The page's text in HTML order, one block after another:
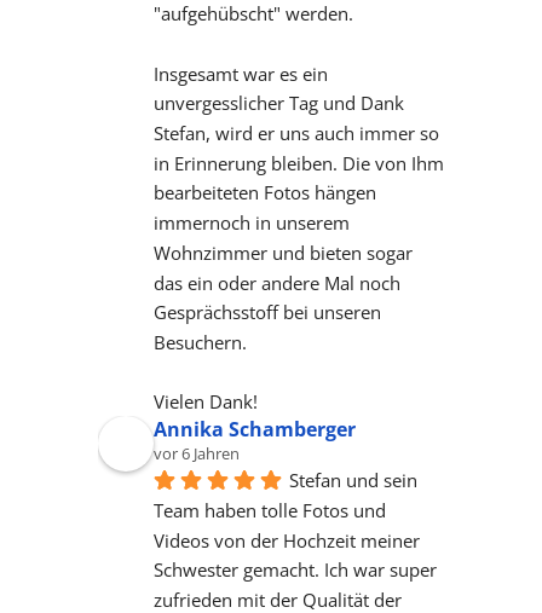
"aufgehübscht" werden.
Insgesamt war es ein
unvergesslicher Tag und Dank
Stefan, wird er uns auch immer so
in Erinnerung bleiben. Die von Ihm
bearbeiteten Fotos hängen
immernoch in unserem
Wohnzimmer und bieten sogar
das ein oder andere Mal noch
Gesprächsstoff bei unseren
Besuchern.
Vielen Dank!
Annika Schamberger
vor 6 Jahren
Stefan und sein
Team haben tolle Fotos und
Videos von der Hochzeit meiner
Schwester gemacht. Ich war super
zufrieden mit der Qualität der